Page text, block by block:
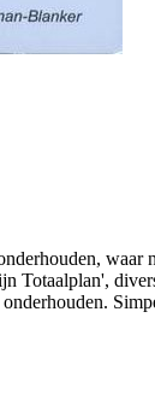
Totaalplan',